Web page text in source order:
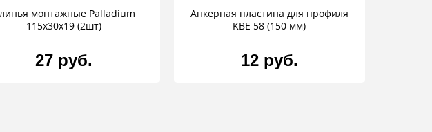
монтажные Palladium
115х30х19 (2шт)
27 руб.
Анкерная пластина для профиля
KBE 58 (150 мм)
12 руб.